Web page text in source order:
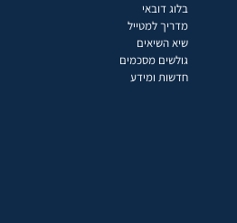
בלוג דובאי
מדריך למטייל
שיא השיאים
גולשים מסכמים
חדשות ומידע